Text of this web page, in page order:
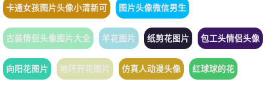
卡通女孩图片头像小清新可 图片头像微信男生
古装情侣头像图片大全 羊花图片 纸剪花图片 包工头情侣头像
向阳花图片 地环开花图片 仿真人动漫头像 红球球的花